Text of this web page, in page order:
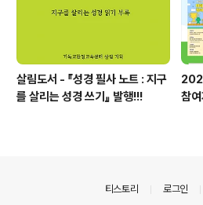
살림도서 - 『성경 필사 노트 : 지구
를 살리는 성경 쓰기』 발행!!!
참
티스토리 로그인